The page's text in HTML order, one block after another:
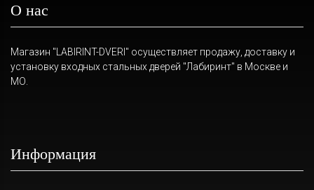
О нас
Магазин "LABIRINT-DVERI" осуществляет продажу, доставку и
установку входных стальных дверей "Лабиринт" в Москве и
МО.
Информация